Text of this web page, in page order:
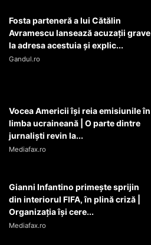
Fosta parteneră a lui Cătălin
Avramescu lansează acuzații grave
la adresa acestuia și explic...
Gandul.ro
Vocea Americii își reia emisiunile în
limba ucraineană | O parte dintre
jurnaliști revin la...
Mediafax.ro
Gianni Infantino primește sprijin
din interiorul FIFA, în plină criză |
Organizația își cere...
Mediafax.ro